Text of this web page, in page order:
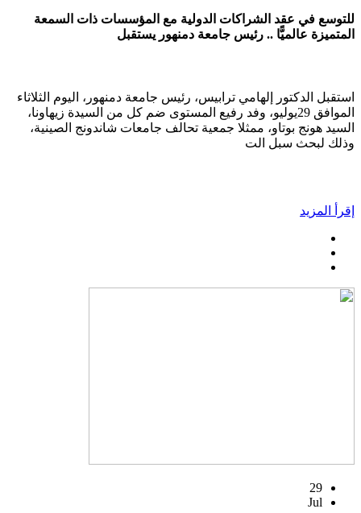
للتوسع في عقد الشراكات الدولية مع المؤسسات ذات السمعة
المتميزة عالميًّا .. رئيس جامعة دمنهور يستقبل
استقبل الدكتور إلهامي ترابيس، رئيس جامعة دمنهور، اليوم الثلاثاء
الموافق 29يوليو، وفد رفيع المستوى ضم كل من السيدة زيهاونا،
السيد هونج بوتاو، ممثلا جمعية تحالف جامعات شاندونج الصينية،
وذلك لبحث سبل الت
إقرأ المزيد
29
Jul